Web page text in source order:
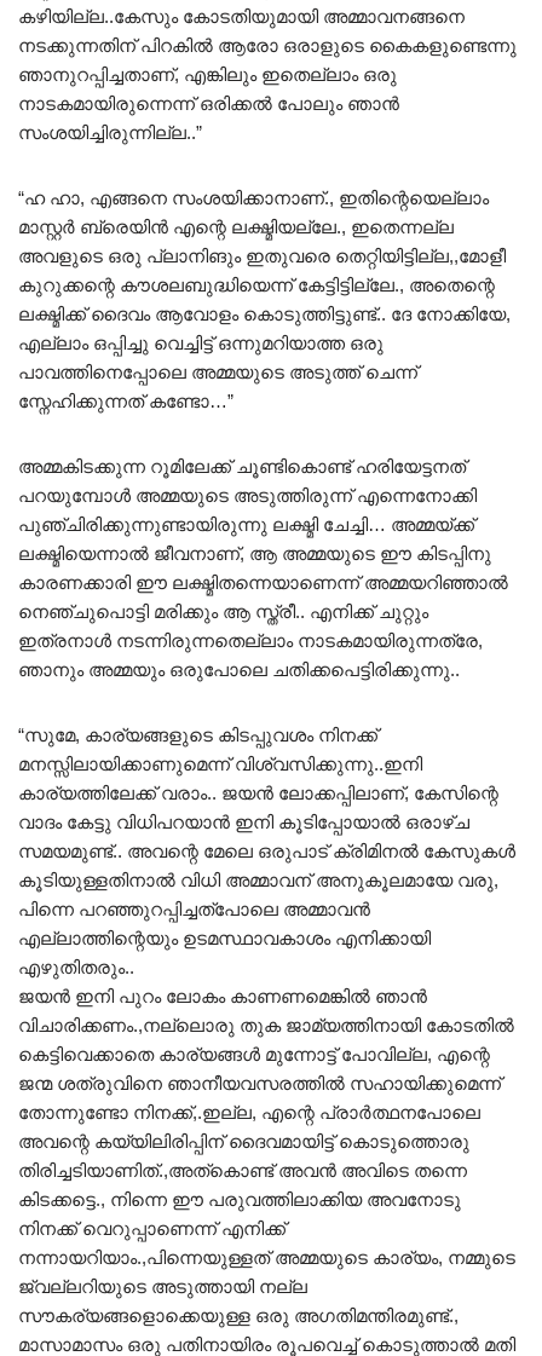
കഴിയില്ല..കേസും കോടതിയുമായി അമ്മാവനങ്ങനെ
നടക്കുന്നതിന് പിറകിൽ ആരോ ഒരാളുടെ കൈകളുണ്ടെന്നു
ഞാനുറപ്പിച്ചതാണ്, എങ്കിലും ഇതെല്ലാം ഒരു
നാടകമായിരുന്നെന്ന് ഒരിക്കൽ പോലും ഞാൻ
സംശയിച്ചിരുന്നില്ല..”
“ഹ ഹാ, എങ്ങനെ സംശയിക്കാനാണ്., ഇതിന്റെയെല്ലാം
മാസ്റ്റർ ബ്രെയിൻ എന്റെ ലക്ഷ്മിയല്ലേ., ഇതെന്നല്ല
അവളുടെ ഒരു പ്ലാനിങും ഇതുവരെ തെറ്റിയിട്ടില്ല,,മോളീ
കുറുക്കന്റെ കൗശലബുദ്ധിയെന്ന് കേട്ടിട്ടില്ലേ., അതെന്റെ
ലക്ഷ്മിക്ക്‌ ദൈവം ആവോളം കൊടുത്തിട്ടുണ്ട്.. ദേ നോക്കിയേ,
എല്ലാം ഒപ്പിച്ചു വെച്ചിട്ട് ഒന്നുമറിയാത്ത ഒരു
പാവത്തിനെപ്പോലെ അമ്മയുടെ അടുത്ത് ചെന്ന്
സ്നേഹിക്കുന്നത് കണ്ടോ…”
അമ്മകിടക്കുന്ന റൂമിലേക്ക് ചൂണ്ടികൊണ്ട് ഹരിയേട്ടനത്
പറയുമ്പോൾ അമ്മയുടെ അടുത്തിരുന്ന് എന്നെനോക്കി
പുഞ്ചിരിക്കുന്നുണ്ടായിരുന്നു ലക്ഷ്മി ചേച്ചി… അമ്മയ്ക്ക്
ലക്ഷ്മിയെന്നാൽ ജീവനാണ്, ആ അമ്മയുടെ ഈ കിടപ്പിനു
കാരണക്കാരി ഈ ലക്ഷ്മിതന്നെയാണെന്ന് അമ്മയറിഞ്ഞാൽ
നെഞ്ചുപൊട്ടി മരിക്കും ആ സ്ത്രീ.. എനിക്ക് ചുറ്റും
ഇത്രനാൾ നടന്നിരുന്നതെല്ലാം നാടകമായിരുന്നത്രേ,
ഞാനും അമ്മയും ഒരുപോലെ ചതിക്കപെട്ടിരിക്കുന്നു..
“സുമേ, കാര്യങ്ങളുടെ കിടപ്പുവശം നിനക്ക്
മനസ്സിലായിക്കാണുമെന്ന് വിശ്വസിക്കുന്നു..ഇനി
കാര്യത്തിലേക്ക് വരാം.. ജയൻ ലോക്കപ്പിലാണ്, കേസിന്റെ
വാദം കേട്ടു വിധിപറയാൻ ഇനി കൂടിപ്പോയാൽ ഒരാഴ്ച
സമയമുണ്ട്.. അവന്റെ മേലെ ഒരുപാട് ക്രിമിനൽ കേസുകൾ
കൂടിയുള്ളതിനാൽ വിധി അമ്മാവന് അനുകൂലമായേ വരു,
പിന്നെ പറഞ്ഞുറപ്പിച്ചത്പോലെ അമ്മാവൻ
എല്ലാത്തിന്റെയും ഉടമസ്ഥാവകാശം എനിക്കായി
എഴുതിതരും..
ജയൻ ഇനി പുറം ലോകം കാണണമെങ്കിൽ ഞാൻ
വിചാരിക്കണം.,നല്ലൊരു തുക ജാമ്യത്തിനായി കോടതിൽ
കെട്ടിവെക്കാതെ കാര്യങ്ങൾ മുന്നോട്ട് പോവില്ല, എന്റെ
ജന്മ ശത്രുവിനെ ഞാനീയവസരത്തിൽ സഹായിക്കുമെന്ന്
തോന്നുണ്ടോ നിനക്ക്,.ഇല്ല, എന്റെ പ്രാർത്ഥനപോലെ
അവന്റെ കയ്യിലിരിപ്പിന് ദൈവമായിട്ട് കൊടുത്തൊരു
തിരിച്ചടിയാണിത്.,അത്കൊണ്ട് അവൻ അവിടെ തന്നെ
കിടക്കട്ടെ., നിന്നെ ഈ പരുവത്തിലാക്കിയ അവനോടു
നിനക്ക് വെറുപ്പാണെന്ന് എനിക്ക്
നന്നായറിയാം.,പിന്നെയുള്ളത് അമ്മയുടെ കാര്യം, നമ്മുടെ
ജ്വല്ലറിയുടെ അടുത്തായി നല്ല
സൗകര്യങ്ങളൊക്കെയുള്ള ഒരു അഗതിമന്തിരമുണ്ട്.,
മാസാമാസം ഒരു പതിനായിരം രൂപവെച്ച് കൊടുത്താൽ മതി